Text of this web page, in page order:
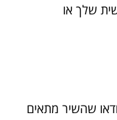
שלך או
שהשיר מתאים